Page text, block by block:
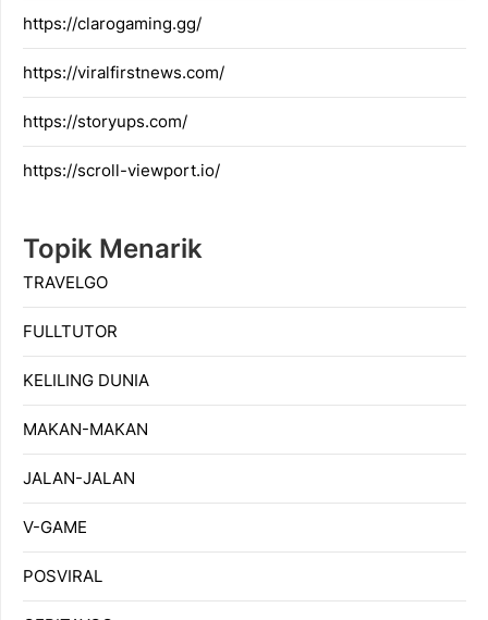
https://clarogaming.gg/
https://viralfirstnews.com/
https://storyups.com/
https://scroll-viewport.io/
Topik Menarik
TRAVELGO
FULLTUTOR
KELILING DUNIA
MAKAN-MAKAN
JALAN-JALAN
V-GAME
POSVIRAL